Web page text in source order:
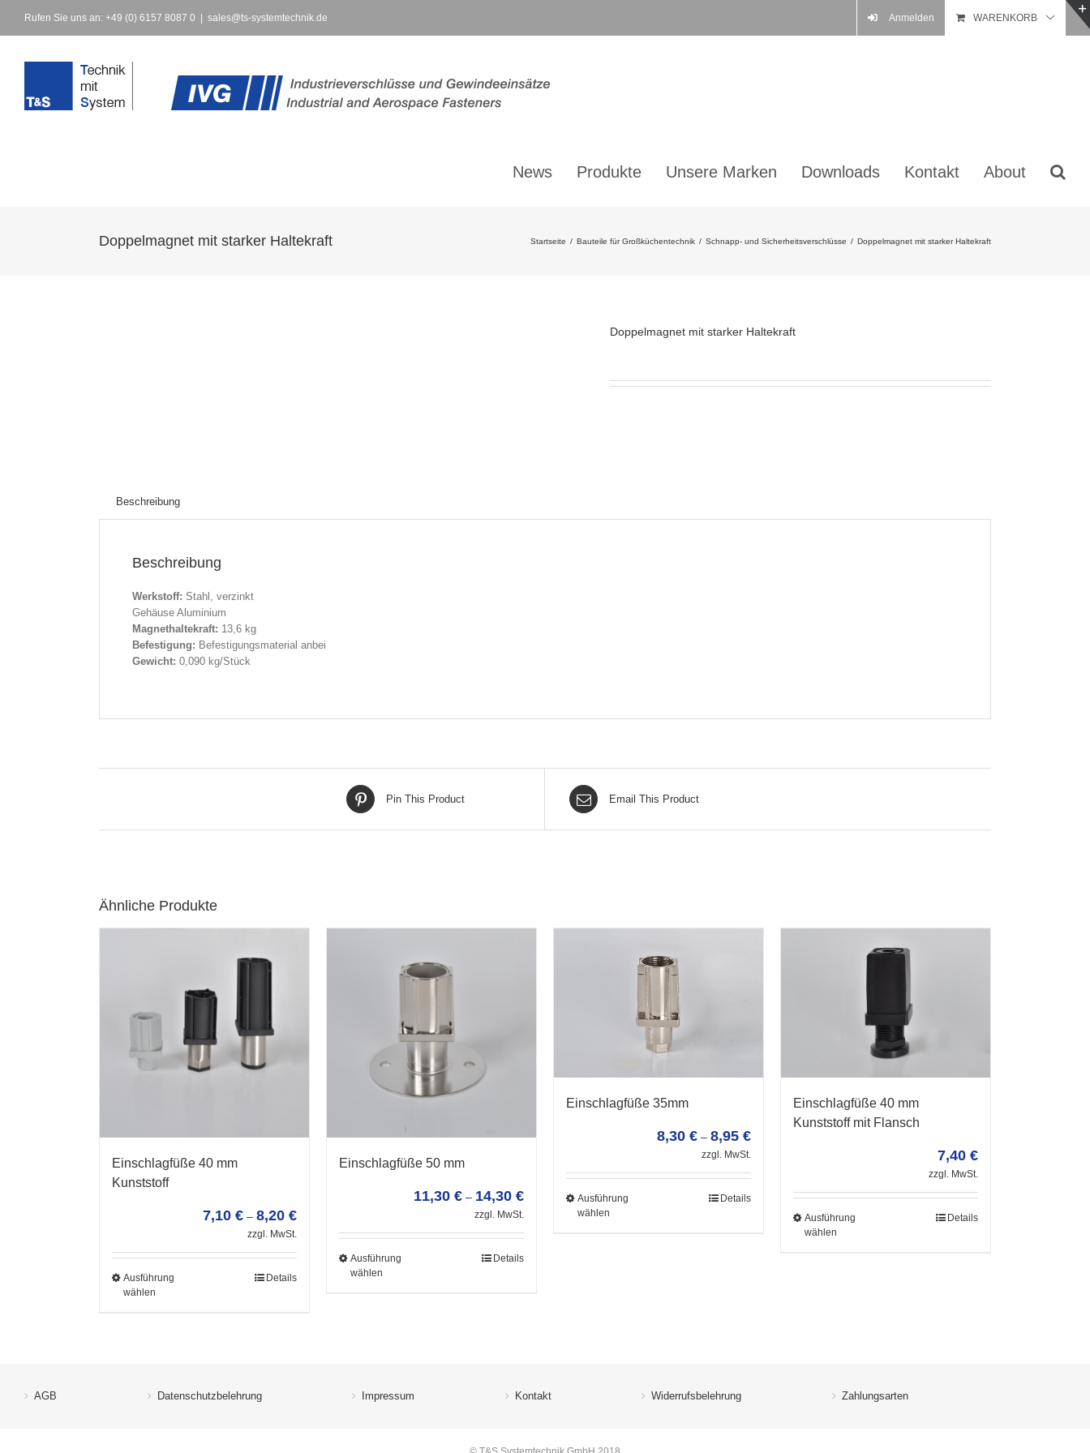
Rufen Sie uns an: +49 (0) 6157 8087 0 sales@ts-systemtechnik.de Anmelden WARENKORB
News Produkte Unsere Marken Downloads Kontakt About
Doppelmagnet mit starker Haltekraft Startseite / Bauteile für Großküchentechnik / Schnapp- und Sicherheitsverschlüsse / Doppelmagnet mit starker Haltekraft
Doppelmagnet mit starker Haltekraft
Beschreibung
Beschreibung
Werkstoff: Stahl, verzinkt
Gehäuse Aluminium
Magnethaltekraft: 13,6 kg
Befestigung: Befestigungsmaterial anbei
Gewicht: 0,090 kg/Stück
Pin This Product Email This Product
Ähnliche Produkte
Einschlagfüße 40 mm
Kunststoff
7,10 € – 8,20 €
zzgl. MwSt.
Ausführung
wählen
Details
Einschlagfüße 50 mm
11,30 € – 14,30 €
zzgl. MwSt.
Ausführung
wählen
Details
Einschlagfüße 35mm
8,30 € – 8,95 €
zzgl. MwSt.
Ausführung
wählen
Details
Einschlagfüße 40 mm
Kunststoff mit Flansch
7,40 €
zzgl. MwSt.
Ausführung
wählen
Details
AGB Datenschutzbelehrung Impressum Kontakt Widerrufsbelehrung Zahlungsarten